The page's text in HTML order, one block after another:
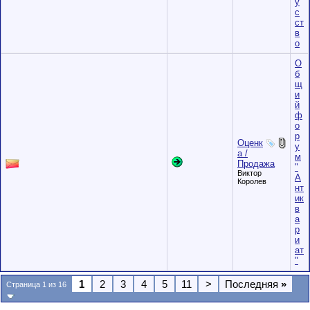
с
ст
в
о
Оценк
а /
Продажа
Виктор
Королев
О
б
щ
и
й
ф
о
р
у
м
"
А
нт
ик
в
а
р
и
ат
"
Страница 1 из 16 1 2 3 4 5 11 > Последняя »